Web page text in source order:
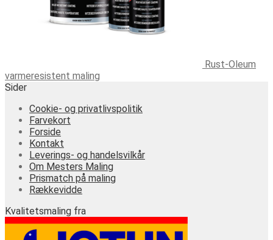
Rust-Oleum
varmeresistent maling
Sider
Cookie- og privatlivspolitik
Farvekort
Forside
Kontakt
Leverings- og handelsvilkår
Om Mesters Maling
Prismatch på maling
Rækkevidde
Kvalitetsmaling fra